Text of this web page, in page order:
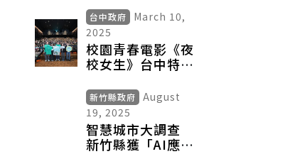
台中政府
March 10,
2025
校園青春電影《夜
校女生》台中特映
力挺：祝票房長紅
新竹縣政府
August
19, 2025
智慧城市大調查
新竹縣獲「AI應用